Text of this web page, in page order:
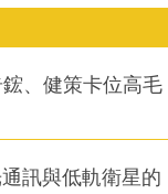
、健策卡位高毛
訊與低軌衛星的